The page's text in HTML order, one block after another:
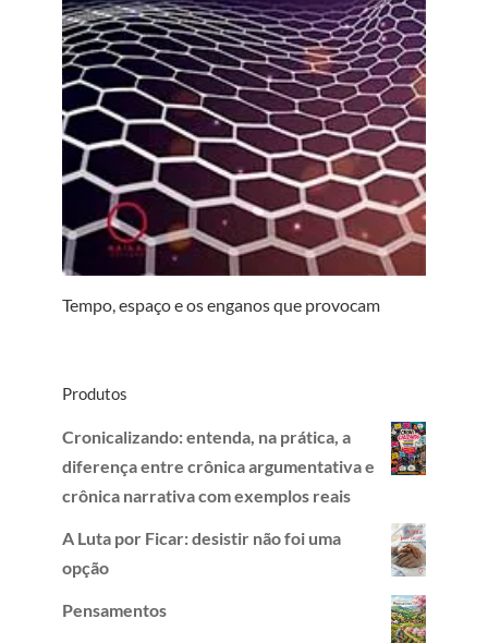
Tempo, espaço e os enganos que provocam
Produtos
Cronicalizando: entenda, na prática, a
diferença entre crônica argumentativa e
crônica narrativa com exemplos reais
A Luta por Ficar: desistir não foi uma
opção
Pensamentos